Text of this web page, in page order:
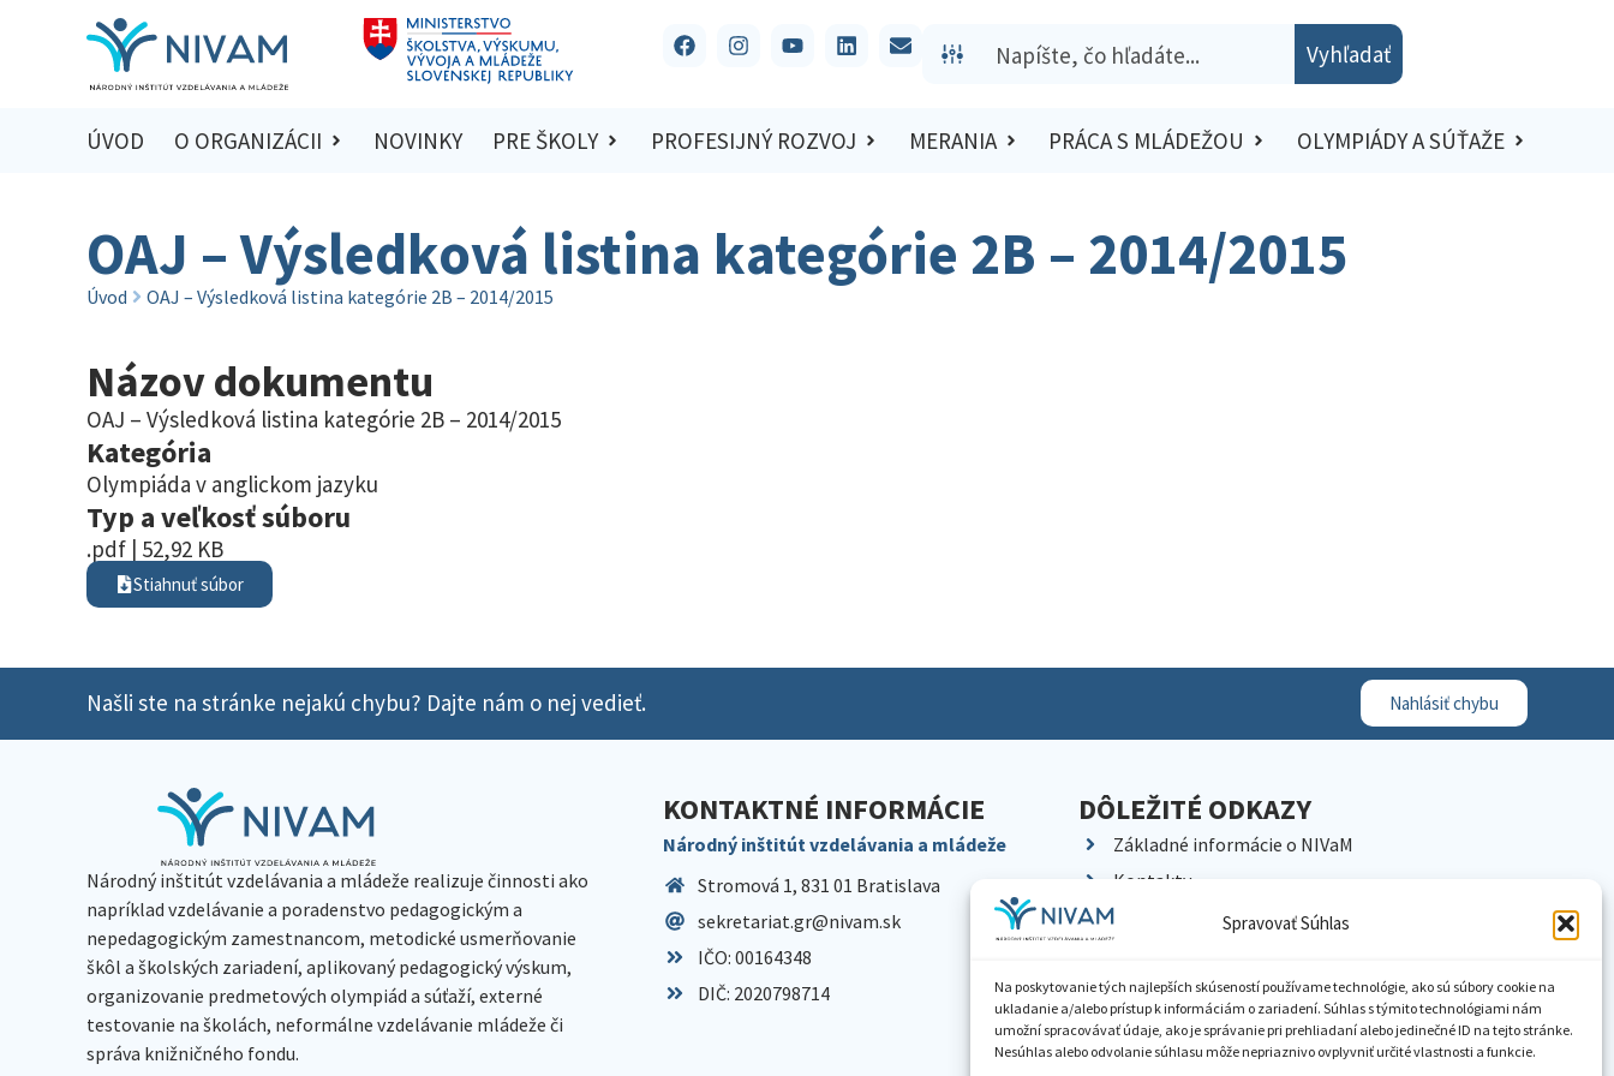
Spravovať Súhlas
Na poskytovanie tých najlepších skúseností používame technológie, ako sú súbory cookie na
ukladanie a/alebo prístup k informáciám o zariadení. Súhlas s týmito technológiami nám
umožní spracovávať údaje, ako je správanie pri prehliadaní alebo jedinečné ID na tejto stránke.
Nesúhlas alebo odvolanie súhlasu môže nepriaznivo ovplyvniť určité vlastnosti a funkcie.
Vyhľadať
ÚVOD O ORGANIZÁCII NOVINKY PRE ŠKOLY PROFESIJNÝ ROZVOJ MERANIA PRÁCA S MLÁDEŽOU OLYMPIÁDY A SÚŤAŽE
OAJ – Výsledková listina kategórie 2B – 2014/2015
Úvod OAJ – Výsledková listina kategórie 2B – 2014/2015
Názov dokumentu
OAJ – Výsledková listina kategórie 2B – 2014/2015
Kategória
Olympiáda v anglickom jazyku
Typ a veľkosť súboru
.pdf | 52,92 KB
Stiahnuť súbor
Našli ste na stránke nejakú chybu? Dajte nám o nej vedieť. Nahlásiť chybu
Národný inštitút vzdelávania a mládeže realizuje činnosti ako
napríklad vzdelávanie a poradenstvo pedagogickým a
nepedagogickým zamestnancom, metodické usmerňovanie
škôl a školských zariadení, aplikovaný pedagogický výskum,
organizovanie predmetových olympiád a súťaží, externé
testovanie na školách, neformálne vzdelávanie mládeže či
správa knižničného fondu.
KONTAKTNÉ INFORMÁCIE
Národný inštitút vzdelávania a mládeže
Stromová 1, 831 01 Bratislava
sekretariat.gr@nivam.sk
IČO: 00164348
DIČ: 2020798714
DÔLEŽITÉ ODKAZY
Základné informácie o NIVaM
Kontakty
Kariéra
Pracoviská NIVaM
Dokumenty inštitúcie
Knižnica